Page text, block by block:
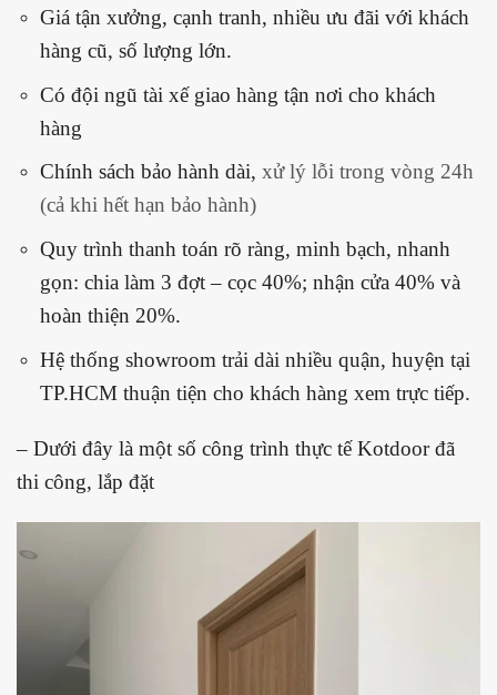
Giá tận xưởng, cạnh tranh, nhiều ưu đãi với khách
hàng cũ, số lượng lớn.
Có đội ngũ tài xế giao hàng tận nơi cho khách
hàng
Chính sách bảo hành dài, xử lý lỗi trong vòng 24h
(cả khi hết hạn bảo hành)
Quy trình thanh toán rõ ràng, minh bạch, nhanh
gọn: chia làm 3 đợt – cọc 40%; nhận cửa 40% và
hoàn thiện 20%.
Hệ thống showroom trải dài nhiều quận, huyện tại
TP.HCM thuận tiện cho khách hàng xem trực tiếp.
– Dưới đây là một số công trình thực tế Kotdoor đã
thi công, lắp đặt